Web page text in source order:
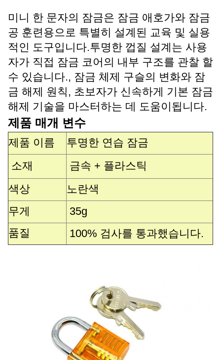
미니 한 문자의 잠금은 잠금 애호가와 잠금
공 훈련용으로 특별히 설계된 교육 및 실용
적인 도구입니다.투명한 껍질 설계는 사용
자가 직접 잠금 코어의 내부 구조를 관찰 할
수 있습니다., 잠금 체제 구슬의 변화와 잠
금 해제 원칙, 초보자가 신속하게 기본 잠금
해제 기술을 마스터하는 데 도움이됩니다.
제품 매개 변수
제품 이름 투명한 연습 잠금
소재
금속 + 플라스틱
색상
노란색
무게
35g
품질
100% 검사를 통과했습니다.